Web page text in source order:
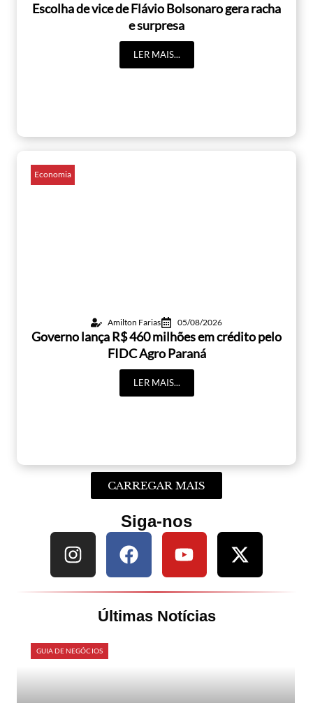
Escolha de vice de Flávio Bolsonaro gera racha
e surpresa
LER MAIS...
Economia
Amilton Farias 05/08/2026
Governo lança R$ 460 milhões em crédito pelo
FIDC Agro Paraná
LER MAIS...
CARREGAR MAIS
Siga-nos
Últimas Notícias
GUIA DE NEGÓCIOS